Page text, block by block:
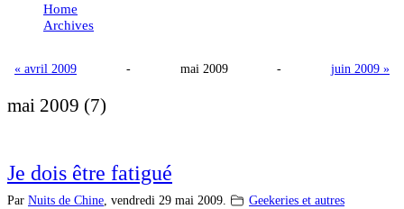
Home
Archives
« avril 2009 - mai 2009 - juin 2009 »
mai 2009 (7)
Je dois être fatigué
Par Nuits de Chine, vendredi 29 mai 2009. Geekeries et autres